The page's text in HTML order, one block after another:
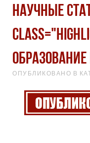
Научные
ОПУБЛИКОВАНО В